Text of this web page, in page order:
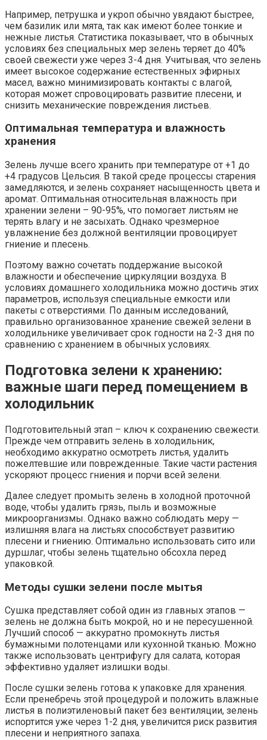
Например, петрушка и укроп обычно увядают быстрее,
чем базилик или мята, так как имеют более тонкие и
нежные листья. Статистика показывает, что в обычных
условиях без специальных мер зелень теряет до 40%
своей свежести уже через 3-4 дня. Учитывая, что зелень
имеет высокое содержание естественных эфирных
масел, важно минимизировать контакты с влагой,
которая может спровоцировать развитие плесени, и
снизить механические повреждения листьев.
Оптимальная температура и влажность
хранения
Зелень лучше всего хранить при температуре от +1 до
+4 градусов Цельсия. В такой среде процессы старения
замедляются, и зелень сохраняет насыщенность цвета и
аромат. Оптимальная относительная влажность при
хранении зелени – 90-95%, что помогает листьям не
терять влагу и не засыхать. Однако чрезмерное
увлажнение без должной вентиляции провоцирует
гниение и плесень.
Поэтому важно сочетать поддержание высокой
влажности и обеспечение циркуляции воздуха. В
условиях домашнего холодильника можно достичь этих
параметров, используя специальные емкости или
пакеты с отверстиями. По данным исследований,
правильно организованное хранение свежей зелени в
холодильнике увеличивает срок годности на 2-3 дня по
сравнению с хранением в обычных условиях.
Подготовка зелени к хранению:
важные шаги перед помещением в
холодильник
Подготовительный этап – ключ к сохранению свежести.
Прежде чем отправить зелень в холодильник,
необходимо аккуратно осмотреть листья, удалить
пожелтевшие или поврежденные. Такие части растения
ускоряют процесс гниения и порчи всей зелени.
Далее следует промыть зелень в холодной проточной
воде, чтобы удалить грязь, пыль и возможные
микроорганизмы. Однако важно соблюдать меру —
излишняя влага на листьях способствует развитию
плесени и гниению. Оптимально использовать сито или
дуршлаг, чтобы зелень тщательно обсохла перед
упаковкой.
Методы сушки зелени после мытья
Сушка представляет собой один из главных этапов —
зелень не должна быть мокрой, но и не пересушенной.
Лучший способ — аккуратно промокнуть листья
бумажными полотенцами или кухонной тканью. Можно
также использовать центрифугу для салата, которая
эффективно удаляет излишки воды.
После сушки зелень готова к упаковке для хранения.
Если пренебречь этой процедурой и положить влажные
листья в полиэтиленовый пакет без вентиляции, зелень
испортится уже через 1-2 дня, увеличится риск развития
плесени и неприятного запаха.